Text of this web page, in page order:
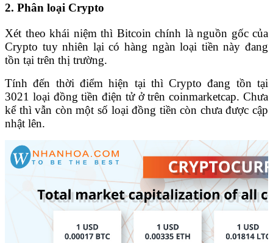
2. Phân loại Crypto
Xét theo khái niệm thì Bitcoin chính là nguồn gốc của
Crypto tuy nhiên lại có hàng ngàn loại tiền này đang
tồn tại trên thị trường.
Tính đến thời điểm hiện tại thì Crypto đang tồn tại
3021 loại đồng tiền điện tử ở trên coinmarketcap. Chưa
kể thì vẫn còn một số loại đồng tiền còn chưa được cập
nhật lên.